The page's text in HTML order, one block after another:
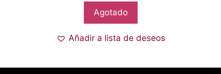
Agotado
Añadir a lista de deseos